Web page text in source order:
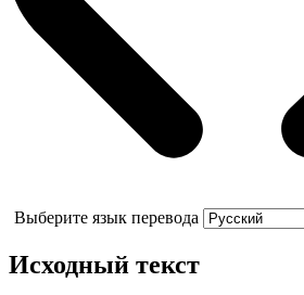
Выберите язык перевода
Исходный текст